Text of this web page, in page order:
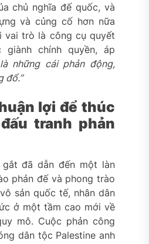
chủ nghĩa đế quốc, và
và củng cố hơn nữa
vai trò là công cụ quyết
chính quyền, áp
là những cái phản động,
đổ.”
lợi để thúc
tranh phản
gắt đã dẫn đến một làn
phản đế và phong trào
sản quốc tế, nhân dân
ở một tầm cao mới về
mô. Cuộc phản công
dân tộc Palestine anh